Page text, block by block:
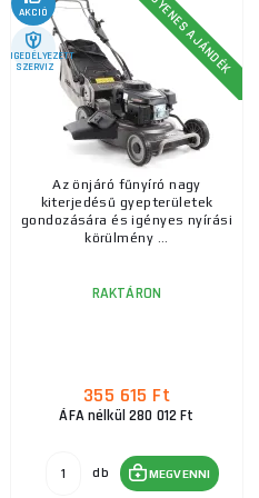
AKCIÓ
ENGEDÉLYEZETT
SZERVIZ
INGYENES AJÁNDÉK
Az önjáró fűnyíró nagy
kiterjedésű gyepterületek
gondozására és igényes nyírási
körülmény ...
RAKTÁRON
355 615 Ft
ÁFA nélkül 280 012 Ft
db MEGVENNI